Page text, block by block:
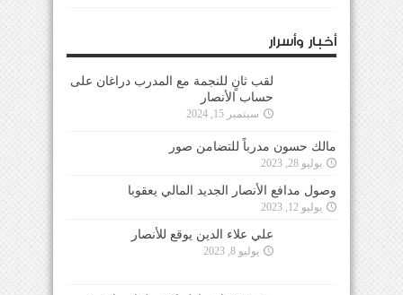
أخبار وأسرار
لقب ثانٍ للنجمة مع المدرب دراغان على
حساب الأنصار
سبتمبر 15, 2024
مالك حسون مدرباً للتضامن صور
يوليو 28, 2023
وصول مدافع الأنصار الجديد المالي يعقوبا
يوليو 12, 2023
علي علاء الدين يوقع للأنصار
يوليو 8, 2023